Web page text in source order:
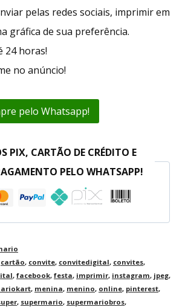
pelas redes sociais, imprimir em
gráfica de sua preferência.
24 horas!
no anúncio!
pelo Whatsapp!
PIX, CARTÃO DE CRÉDITO E
PELO WHATSAPP!
cartão, convite, convitedigital, convites,
, facebook, festa, imprimir, instagram, jpeg,
, menina, menino, online, pinterest,
, supermario, supermariobros,